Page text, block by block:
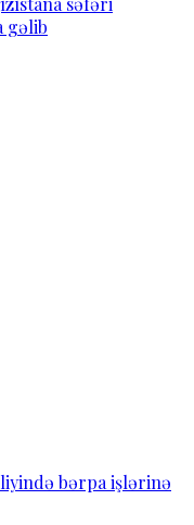
gəlib
bərpa işlərinə